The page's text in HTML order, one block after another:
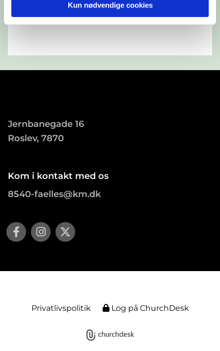
Kun nødvendige cookies
Jernbanegade 16
Roslev, 7870
Kom i kontakt med os
8540-faelles@km.dk
Privatlivspolitik Log på ChurchDesk